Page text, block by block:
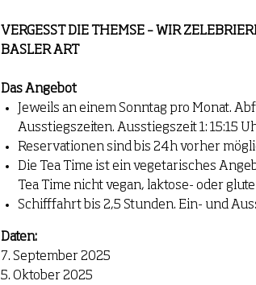
VERGESST DIE THEMSE – WIR
BASLER ART
Das Angebot
Jeweils an einem Sonntag pro Monat.
Ausstiegszeiten. Ausstiegszeit 1: 15:15
Reservationen sind bis 24h vorher
Die Tea Time ist ein vegetarisches
Tea Time nicht vegan, laktose- oder
Schifffahrt bis 2,5 Stunden. Ein- und
Daten:
7. September 2025
5. Oktober 2025